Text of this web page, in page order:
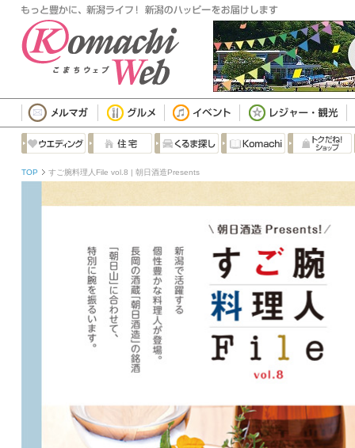
TOP すご腕料理人File vol.8 | 朝日酒造Presents